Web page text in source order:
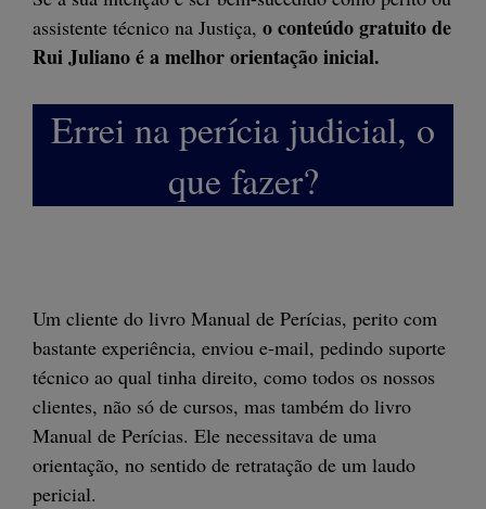
assistente técnico na Justiça, o conteúdo gratuito de
Rui Juliano é a melhor orientação inicial.
Errei na perícia judicial, o
que fazer?
Um cliente do livro Manual de Perícias, perito com
bastante experiência, enviou e-mail, pedindo suporte
técnico ao qual tinha direito, como todos os nossos
clientes, não só de cursos, mas também do livro
Manual de Perícias. Ele necessitava de uma
orientação, no sentido de retratação de um laudo
pericial.